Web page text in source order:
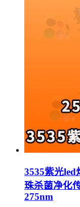
3535紫光led
珠杀菌净化
275nm